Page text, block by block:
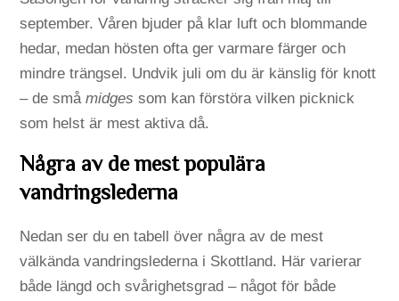
september. Våren bjuder på klar luft och blommande
hedar, medan hösten ofta ger varmare färger och
mindre trängsel. Undvik juli om du är känslig för knott
– de småmidges som kan förstöra vilken picknick
som helst är mest aktiva då.
Några av de mest populära
vandringslederna
Nedan ser du en tabell över några av de mest
välkända vandringslederna i Skottland. Här varierar
både längd och svårighetsgrad – något för både